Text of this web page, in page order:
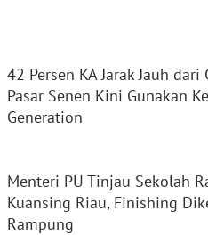
42 Persen KA Jarak Jauh dari
Pasar Senen Kini Gunakan
Generation
Menteri PU Tinjau Sekolah
Kuansing Riau, Finishing
Rampung